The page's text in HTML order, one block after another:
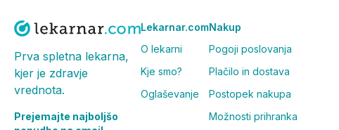
Prva spletna lekarna,
kjer je zdravje
vrednota.
Prejemajte najboljšo
Lekarnar.com
O lekarni
Kje smo?
Oglaševanje
Nakup
Pogoji poslovanja
Plačilo in dostava
Postopek nakupa
Možnosti prihranka